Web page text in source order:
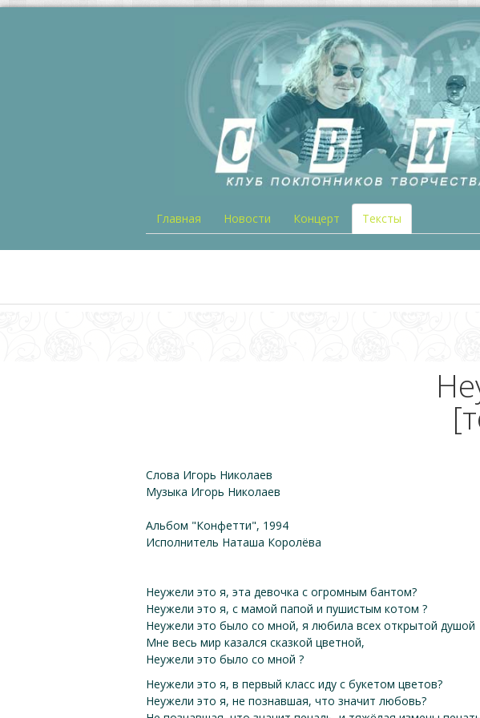
Главная Новости Концерт Тексты
Слова Игорь Николаев
Музыка Игорь Николаев
Альбом "Конфетти", 1994
Исполнитель Наташа Королёва
Неужели это я, эта девочка с огромным бантом?
Неужели это я, с мамой папой и пушистым котом ?
Неужели это было со мной, я любила всех открытой душой
Мне весь мир казался сказкой цветной,
Неужели это было со мной ?
Неужели это я, в первый класс иду с букетом цветов?
Неужели это я, не познавшая, что значит любовь?